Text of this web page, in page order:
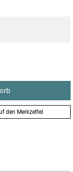
den Merkzettel